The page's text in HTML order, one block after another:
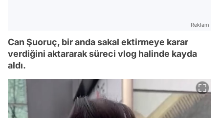
Reklam
Can Şuoruç, bir anda sakal ektirmeye karar
verdiğini aktararak süreci vlog halinde kayda
aldı.